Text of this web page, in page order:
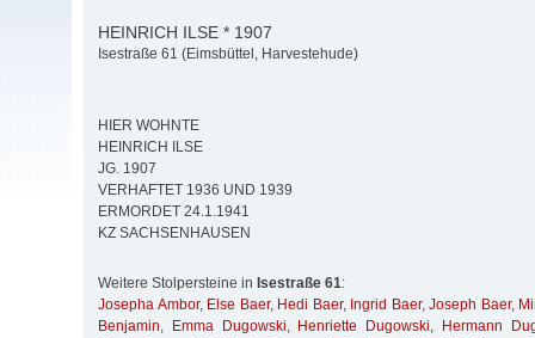
HEINRICH ILSE * 1907
Isestraße 61 (Eimsbüttel, Harvestehude)
HIER WOHNTE
HEINRICH ILSE
JG. 1907
VERHAFTET 1936 UND 1939
ERMORDET 24.1.1941
KZ SACHSENHAUSEN
Weitere Stolpersteine in Isestraße 61:
Josepha Ambor, Else Baer, Hedi Baer, Ingrid Baer, Joseph Baer,
Benjamin, Emma Dugowski, Henriette Dugowski,
Hermann